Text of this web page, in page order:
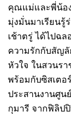
คุณแม่และพี่น้อ
มุ่งมั่นมาเรียนรู้
เช้าตรู่ ได้ไปฉล
ความรักกับสัญ
หัวใจ ในสวนร
พร้อมกับซิสเตอ
ประสานงานศูน
กุมารี จากฟิลิป